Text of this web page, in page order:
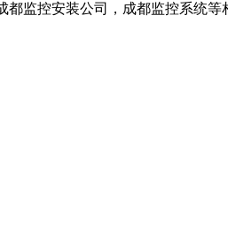
都监控安装公司，成都监控系统